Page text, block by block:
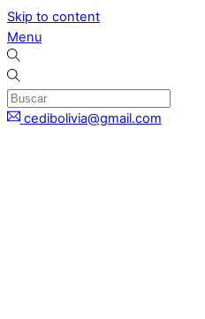
Skip to content
Menu
cedibolivia@gmail.com